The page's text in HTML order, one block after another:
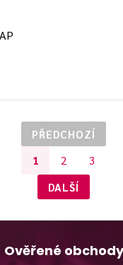
PŘEDCHOZÍ
1 2 3
DALŠÍ
Ověřené obchody